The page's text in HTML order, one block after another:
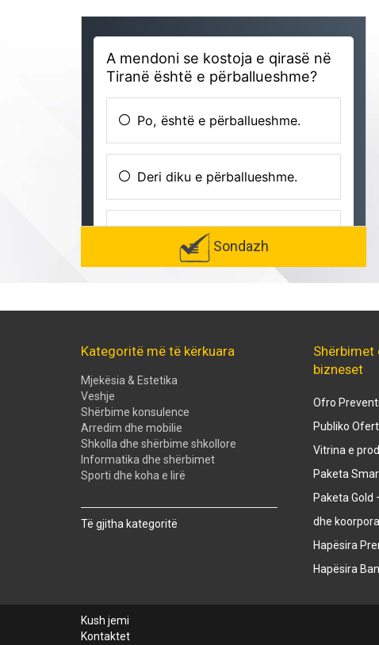
Sondazh
Kategoritë më të kërkuara
Mjekësia & Estetika
Veshje
Shërbime konsulence
Arredim dhe mobilie
Shkolla dhe shërbime shkollore
Informatika dhe shërbimet
Sporti dhe koha e lirë
Të gjitha kategoritë
Shërbimet
bizneset
Ofro
Publiko
Vitrina e
Paketa
Paketa Gold
dhe
Hapësira
Hapësira
Kush jemi
Kontaktet